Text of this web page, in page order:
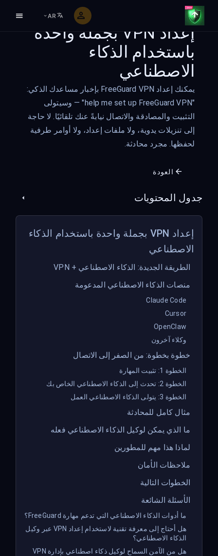
AR
إعداد VPN بجملة واحدة
باستخدام الذكاء
الاصطناعي
يمكنك إعداد FreeGuard VPN بإخبار مساعدك الذكي:
"help me set up FreeGuard VPN" — وسيتولى
التثبيت والمصادقة والاتصال نيابةً عنك تلقائيًا. لا حاجة
إلى تنزيلات يدوية، ولا ملفات إعداد، ولا أوامر طرفية
لحفظها. مجرد محادثة.
العودة
جدول المحتويات
إعداد VPN بجملة واحدة باستخدام الذكاء
الاصطناعي
الطريقة الجديدة: الذكاء الاصطناعي + VPN
منصات الذكاء الاصطناعي المدعومة
Claude Code
Cursor
OpenClaw
وكلاء آخرون
خطوة بخطوة: من الصفر إلى الاتصال
الخطوة 1: تثبيت المهارة
الخطوة 2: تحدث إلى الذكاء الاصطناعي الخاص بك
الخطوة 3: يتولى الذكاء الاصطناعي العمل
مثال كامل للمحادثة
ما الذي يمكن لوكيل الذكاء الاصطناعي فعله
لماذا هذا مهم للمطورين
ملاحظات الأمان
الخطوات التالية
الأسئلة الشائعة
ما أدوات الذكاء الاصطناعي التي تدعم مهارة FreeGuard؟
هل أحتاج إلى معرفة تقنية لاستخدام إعداد VPN عبر وكيل
الذكاء الاصطناعي؟
هل من الآمن السماح لوكيل ذكاء اصطناعي بإدارة VPN